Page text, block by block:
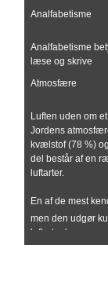
Analfabetisme
Analfabetisme
læse og skrive
Atmosfære
Luften uden om
Jordens
kvælstof (78 %)
del består af en
luftarter.
En af de mest
men den udgør
luftarter kan
ammoniak og